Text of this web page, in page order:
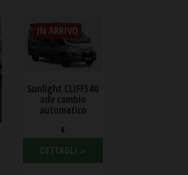
IN ARRIVO
Sunlight CLIFF540
adv cambio
automatico
€
DETTAGLI »